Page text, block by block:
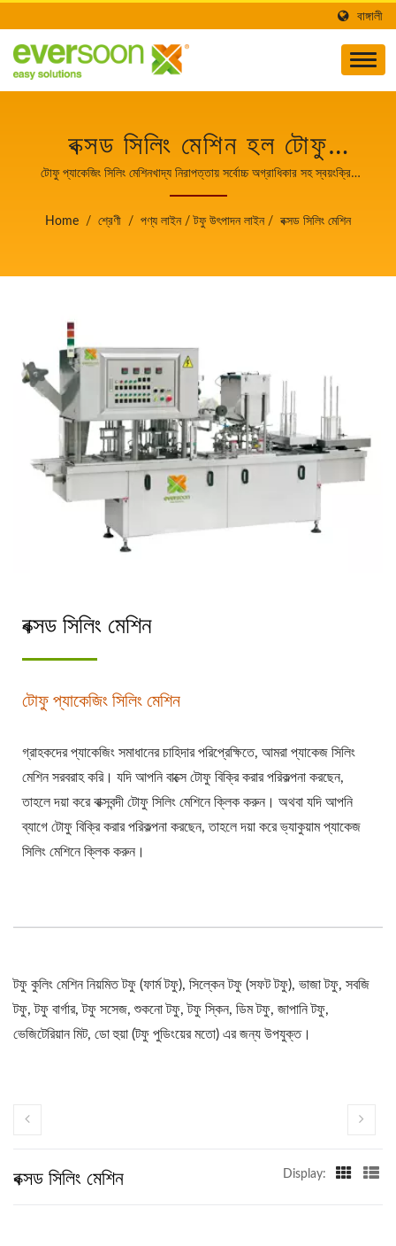
বাঙ্গালী
বক্সড সিলিং মেশিন হল টোফু
উৎপাদন লাইনের একটি মেশিন।
খাদ্য নিরাপত্তায় সর্বোচ্চ
এবং সোয়ামিল্ক তৈরির যন্ত্রপাতির
টোফু প্যাকেজিং সিলিং মেশিনখাদ্য নিরাপত্তায় সর্বোচ্চ অগ্রাধিকার সহ স্বয়ংক্রিয়
টোফু এবং সোয়ামিল্ক তৈরির যন্ত্রপাতির নেতা।
Home / শ্রেণী / পণ্য লাইন / টফু উৎপাদন লাইন / বক্সড সিলিং মেশিন
বক্সড সিলিং মেশিন
টোফু প্যাকেজিং সিলিং মেশিন
গ্রাহকদের প্যাকেজিং সমাধানের চাহিদার পরিপ্রেক্ষিতে, আমরা প্যাকেজ সিলিং
মেশিন সরবরাহ করি। যদি আপনি বাক্সে টোফু বিক্রি করার পরিকল্পনা করছেন,
তাহলে দয়া করে বাক্সবন্দী টোফু সিলিং মেশিনে ক্লিক করুন। অথবা যদি আপনি
ব্যাগে টোফু বিক্রি করার পরিকল্পনা করছেন, তাহলে দয়া করে ভ্যাকুয়াম প্যাকেজ
সিলিং মেশিনে ক্লিক করুন।
টফু কুলিং মেশিন নিয়মিত টফু (ফার্ম টফু), সিল্কেন টফু (সফট টফু), ভাজা টফু, সবজি
টফু, টফু বার্গার, টফু সসেজ, শুকনো টফু, টফু স্কিন, ডিম টফু, জাপানি টফু,
ভেজিটেরিয়ান মিট, ডো হুয়া (টফু পুডিংয়ের মতো) এর জন্য উপযুক্ত।
বক্সড সিলিং মেশিন Display: